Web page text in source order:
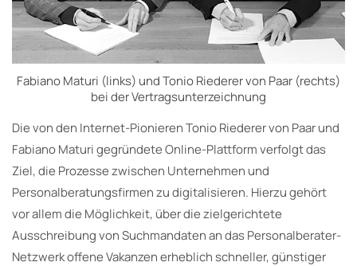
Fabiano Maturi (links) und Tonio Riederer von Paar (rechts)
bei der Vertragsunterzeichnung
Die von den Internet-Pionieren Tonio Riederer von Paar und
Fabiano Maturi gegründete Online-Plattform verfolgt das
Ziel, die Prozesse zwischen Unternehmen und
Personalberatungsfirmen zu digitalisieren. Hierzu gehört
vor allem die Möglichkeit, über die zielgerichtete
Ausschreibung von Suchmandaten an das Personalberater-
Netzwerk offene Vakanzen erheblich schneller, günstiger